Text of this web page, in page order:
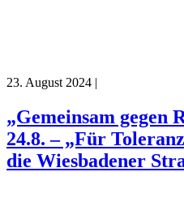
23. August 2024 |
„Gemeinsam gegen
24.8. – „Für
die Wiesbadener